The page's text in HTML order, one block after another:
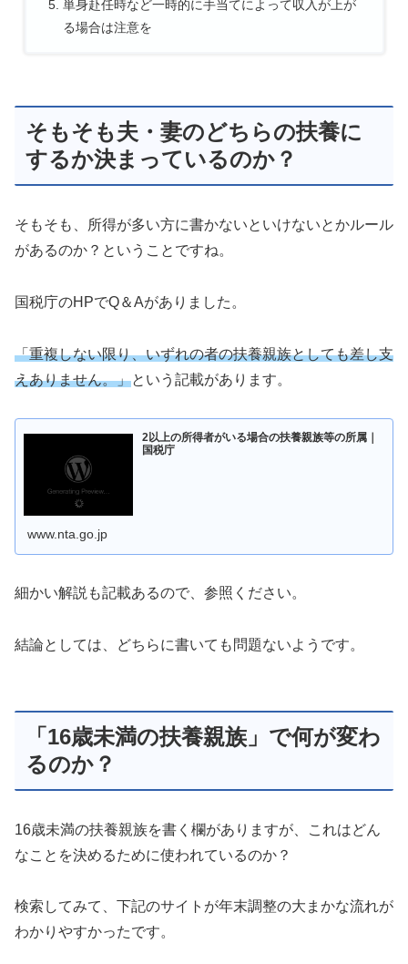
単身赴任時など一時的に手当てによって収入が上が
る場合は注意を
そもそも夫・妻のどちらの扶養に
するか決まっているのか？
そもそも、所得が多い方に書かないといけないとかルール
があるのか？ということですね。
国税庁のHPでQ＆Aがありました。
「重複しない限り、いずれの者の扶養親族としても差し支
えありません。」という記載があります。
2以上の所得者がいる場合の扶養親族等の所属｜
国税庁
www.nta.go.jp
細かい解説も記載あるので、参照ください。
結論としては、どちらに書いても問題ないようです。
「16歳未満の扶養親族」で何が変わ
るのか？
16歳未満の扶養親族を書く欄がありますが、これはどん
なことを決めるために使われているのか？
検索してみて、下記のサイトが年末調整の大まかな流れが
わかりやすかったです。